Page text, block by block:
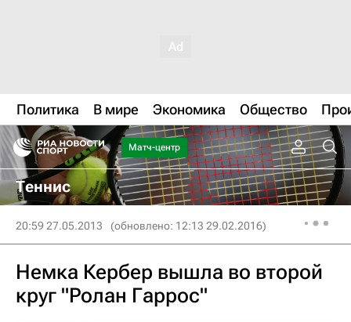
Политика В мире Экономика Общество
Матч-центр
Теннис
20:59 27.05.2013 (обновлено: 12:13 29.02.2016)
Немка Кербер вышла во второй
круг "Ролан Гаррос"